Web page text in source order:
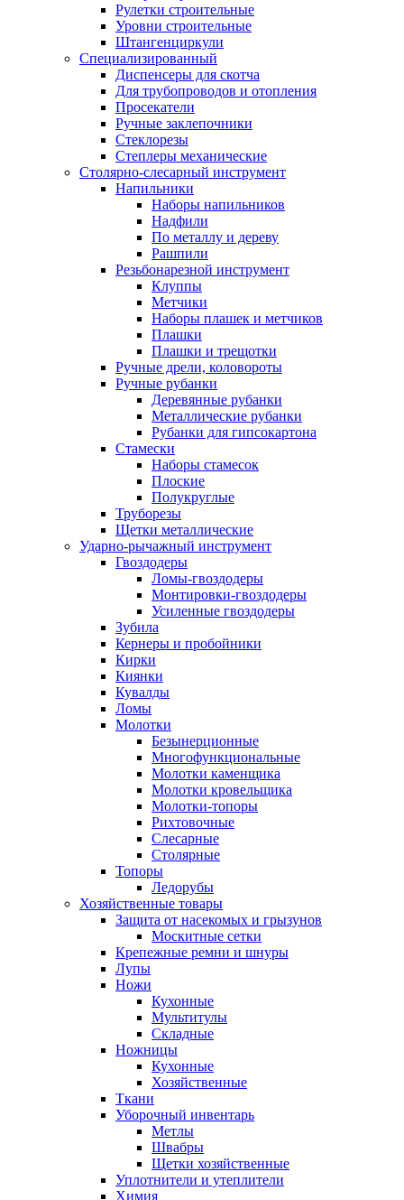
Рулетки строительные
Уровни строительные
Штангенциркули
Специализированный
Диспенсеры для скотча
Для трубопроводов и отопления
Просекатели
Ручные заклепочники
Стеклорезы
Степлеры механические
Столярно-слесарный инструмент
Напильники
Наборы напильников
Надфили
По металлу и дереву
Рашпили
Резьбонарезной инструмент
Клуппы
Метчики
Наборы плашек и метчиков
Плашки
Плашки и трещотки
Ручные дрели, коловороты
Ручные рубанки
Деревянные рубанки
Металлические рубанки
Рубанки для гипсокартона
Стамески
Наборы стамесок
Плоские
Полукруглые
Труборезы
Щетки металлические
Ударно-рычажный инструмент
Гвоздодеры
Ломы-гвоздодеры
Монтировки-гвоздодеры
Усиленные гвоздодеры
Зубила
Кернеры и пробойники
Кирки
Киянки
Кувалды
Ломы
Молотки
Безынерционные
Многофункциональные
Молотки каменщика
Молотки кровельщика
Молотки-топоры
Рихтовочные
Слесарные
Столярные
Топоры
Ледорубы
Хозяйственные товары
Защита от насекомых и грызунов
Москитные сетки
Крепежные ремни и шнуры
Лупы
Ножи
Кухонные
Мультитулы
Складные
Ножницы
Кухонные
Хозяйственные
Ткани
Уборочный инвентарь
Метлы
Швабры
Щетки хозяйственные
Уплотнители и утеплители
Химия